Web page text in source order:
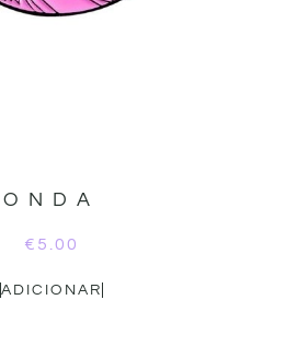
ONDA
€ 5.00
ADICIONAR